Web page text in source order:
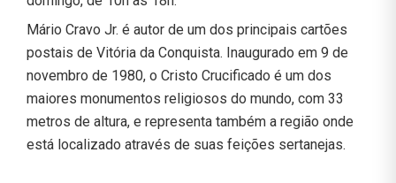
Mário Cravo Jr. é autor de um dos principais cartões
postais de Vitória da Conquista. Inaugurado em 9 de
novembro de 1980, o Cristo Crucificado é um dos
maiores monumentos religiosos do mundo, com 33
metros de altura, e representa também a região onde
está localizado através de suas feições sertanejas.